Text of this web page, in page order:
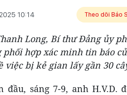
10:14 Theo dõi Báo
Long, Bí thư Đảng ủy
phối hợp xác minh tin báo
việc bị kẻ gian lấy gần 30
đầu, sáng 7-9, anh H.V.D.